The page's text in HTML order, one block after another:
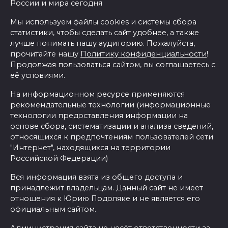
России и мира сегодня
Мы используем файлы cookies и системы сбора
статистики, чтобы сделать сайт удобнее, а также
лучше понимать нашу аудиторию. Пожалуйста,
прочитайте нашу Политику конфиденциальности!
Продолжая пользоваться сайтом, вы соглашаетесь с
её условиями.
На информационном ресурсе применяются
рекомендательные технологии (информационные
технологии предоставления информации на
основе сбора, систематизации и анализа сведений,
относящихся к предпочтениям пользователей сети
"Интернет", находящихся на территории
Российской Федерации)
Вся информация взята из общего доступа и
принадлежит владельцам. Данный сайт не имеет
отношения к Юрию Подоляке и не является его
официальным сайтом.